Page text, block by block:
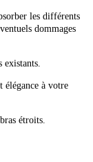
les différents
dommages
élégance à votre
étroits.